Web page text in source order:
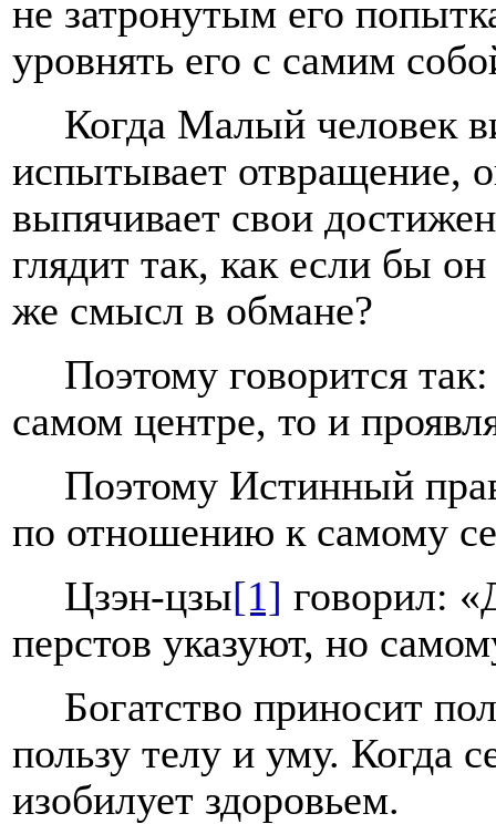
не затронутым его
уровнять его с самим
Когда Малый человек
испытывает отвращение,
выпячивает свои
глядит так, как если бы
же смысл в обмане?
Поэтому говорится
самом центре, то и
Поэтому Истинный
по отношению к самому
Цзэн-цзы[1] говорил:
перстов указуют, но
Богатство приносит
пользу телу и уму. Когда
изобилует здоровьем.